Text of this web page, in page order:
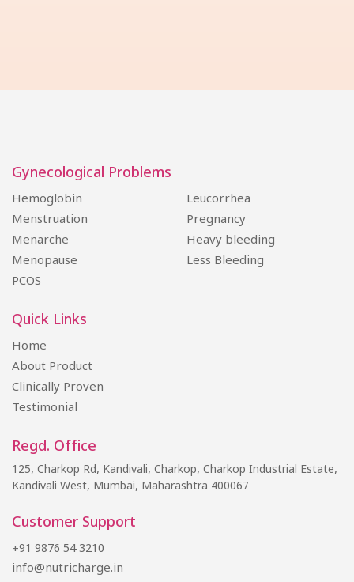
Gynecological Problems
Hemoglobin
Menstruation
Menarche
Menopause
PCOS
Leucorrhea
Pregnancy
Heavy bleeding
Less Bleeding
Quick Links
Home
About Product
Clinically Proven
Testimonial
Regd. Office
125, Charkop Rd, Kandivali, Charkop, Charkop Industrial Estate,
Kandivali West, Mumbai, Maharashtra 400067
Customer Support
+91 9876 54 3210
info@nutricharge.in